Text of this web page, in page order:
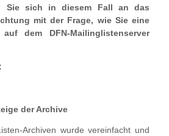
Sie sich in diesem Fall an das
mit der Frage, wie Sie eine
dem DFN-Mailinglistenserver
der Archive
Archiven wurde vereinfacht und